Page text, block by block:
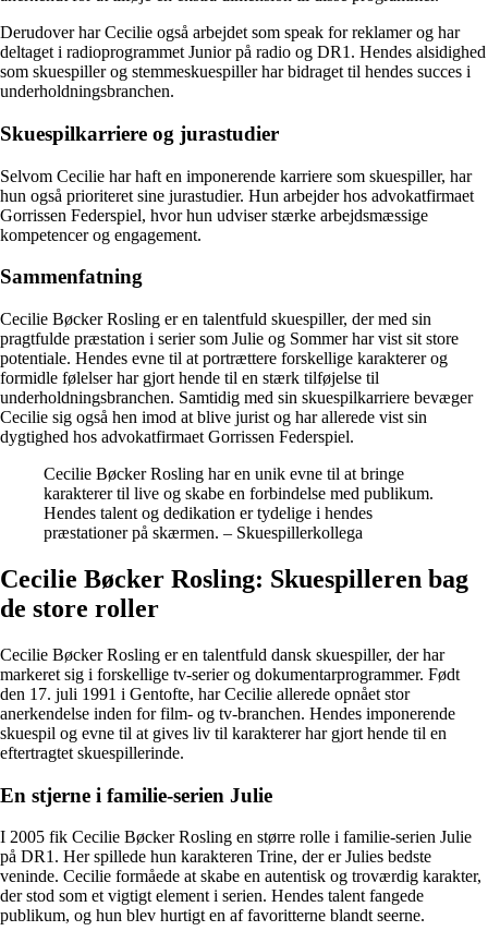
Derudover har Cecilie også arbejdet som speak for reklamer og har
deltaget i radioprogrammet Junior på radio og DR1. Hendes alsidighed
som skuespiller og stemmeskuespiller har bidraget til hendes succes i
underholdningsbranchen.
Skuespilkarriere og jurastudier
Selvom Cecilie har haft en imponerende karriere som skuespiller, har
hun også prioriteret sine jurastudier. Hun arbejder hos advokatfirmaet
Gorrissen Federspiel, hvor hun udviser stærke arbejdsmæssige
kompetencer og engagement.
Sammenfatning
Cecilie Bøcker Rosling er en talentfuld skuespiller, der med sin
pragtfulde præstation i serier som Julie og Sommer har vist sit store
potentiale. Hendes evne til at portrættere forskellige karakterer og
formidle følelser har gjort hende til en stærk tilføjelse til
underholdningsbranchen. Samtidig med sin skuespilkarriere bevæger
Cecilie sig også hen imod at blive jurist og har allerede vist sin
dygtighed hos advokatfirmaet Gorrissen Federspiel.
Cecilie Bøcker Rosling har en unik evne til at bringe
karakterer til live og skabe en forbindelse med publikum.
Hendes talent og dedikation er tydelige i hendes
præstationer på skærmen. – Skuespillerkollega
Cecilie Bøcker Rosling: Skuespilleren bag
de store roller
Cecilie Bøcker Rosling er en talentfuld dansk skuespiller, der har
markeret sig i forskellige tv-serier og dokumentarprogrammer. Født
den 17. juli 1991 i Gentofte, har Cecilie allerede opnået stor
anerkendelse inden for film- og tv-branchen. Hendes imponerende
skuespil og evne til at gives liv til karakterer har gjort hende til en
eftertragtet skuespillerinde.
En stjerne i familie-serien Julie
I 2005 fik Cecilie Bøcker Rosling en større rolle i familie-serien Julie
på DR1. Her spillede hun karakteren Trine, der er Julies bedste
veninde. Cecilie formåede at skabe en autentisk og troværdig karakter,
der stod som et vigtigt element i serien. Hendes talent fangede
publikum, og hun blev hurtigt en af favoritterne blandt seerne.